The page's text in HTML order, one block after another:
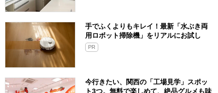
手でふくよりもキレイ！最新「水ぶき両
用ロボット掃除機」をリアルにお試し
PR
今行きたい、関西の「工場見学」スポッ
ト3つ。無料で楽しめて、絶品グルメも味